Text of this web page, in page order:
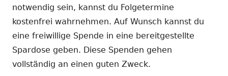
notwendig sein, kannst du Folgetermine
kostenfrei wahrnehmen. Auf Wunsch kannst du
eine freiwillige Spende in eine bereitgestellte
Spardose geben. Diese Spenden gehen
vollständig an einen guten Zweck.